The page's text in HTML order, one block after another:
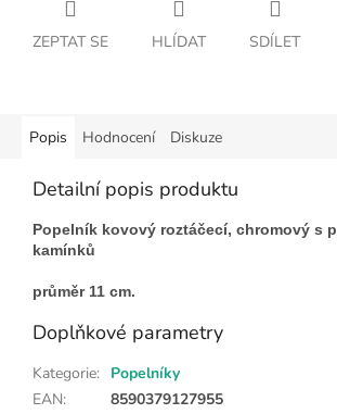
ZEPTAT SE HLÍDAT SDÍLET
Popis Hodnocení Diskuze
Detailní popis produktu
Popelník kovový roztáčecí, chromový s
kamínků
průměr 11 cm.
Doplňkové parametry
Kategorie: Popelníky
EAN:
8590379127955